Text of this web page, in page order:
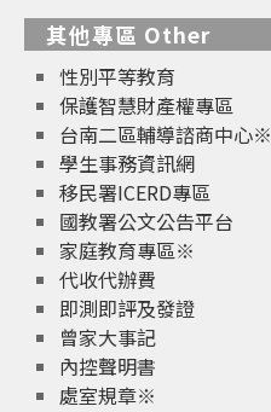
其他專區 Other
性別平等教育
保護智慧財產權專區
台南二區輔導諮商中心※
學生事務資訊網
移民署ICERD專區
國教署公文公告平台
家庭教育專區※
代收代辦費
即測即評及發證
曾家大事記
內控聲明書
處室規章※